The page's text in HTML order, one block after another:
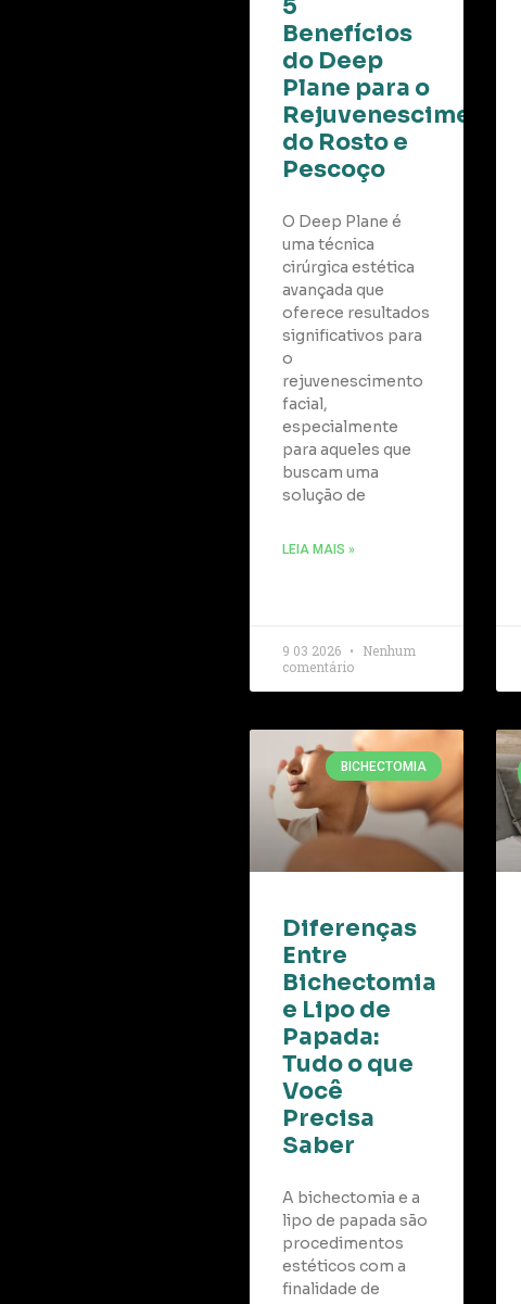
5
Benefícios
do Deep
Plane para o
Rejuvenescimento
do Rosto e
Pescoço
O Deep Plane é
uma técnica
cirúrgica estética
avançada que
oferece resultados
significativos para
o
rejuvenescimento
facial,
especialmente
para aqueles que
buscam uma
solução de
LEIA MAIS »
9 03 2026
Nenhum
comentário
BICHECTOMIA
Diferenças
Entre
Bichectomia
e Lipo de
Papada:
Tudo o que
Você
Precisa
Saber
A bichectomia e a
lipo de papada são
procedimentos
estéticos com a
finalidade de